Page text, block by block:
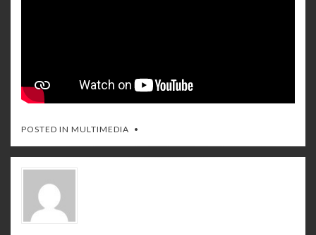
POSTED IN MULTIMEDIA